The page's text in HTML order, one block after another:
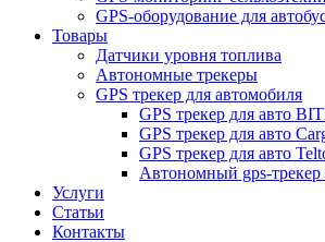
GPS-оборудование для
Товары
Датчики уровня топлива
Автономные трекеры
GPS трекер для автомобиля
GPS трекер для авто
GPS трекер для авто
GPS трекер для авто
Автономный gps-трекер
Услуги
Статьи
Контакты